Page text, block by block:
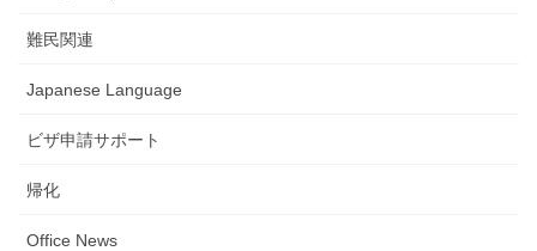
難民関連
Japanese Language
ビザ申請サポート
帰化
Office News